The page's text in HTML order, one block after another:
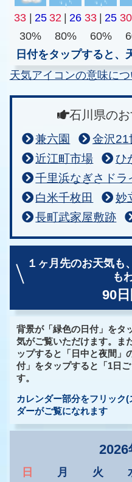
33 | 25 32 | 26 33 | 25 30
30%
80% 60%
日付をタップすると、
天気アイコンの意味につ
石川県の
兼六園
金沢21
近江町市場
ひ
千里浜なぎさドラ
白米千枚田
妙
長町武家屋敷跡
１ヶ月先のお天気も、
も
90
背景が「緑色の日付」をタ
気がご覧いただけます。ま
ップすると「日中と夜間」
付」をタップすると「1日
す。
カレンダー部分をフリック
ダーがご覧になれます
2026
日 月 火